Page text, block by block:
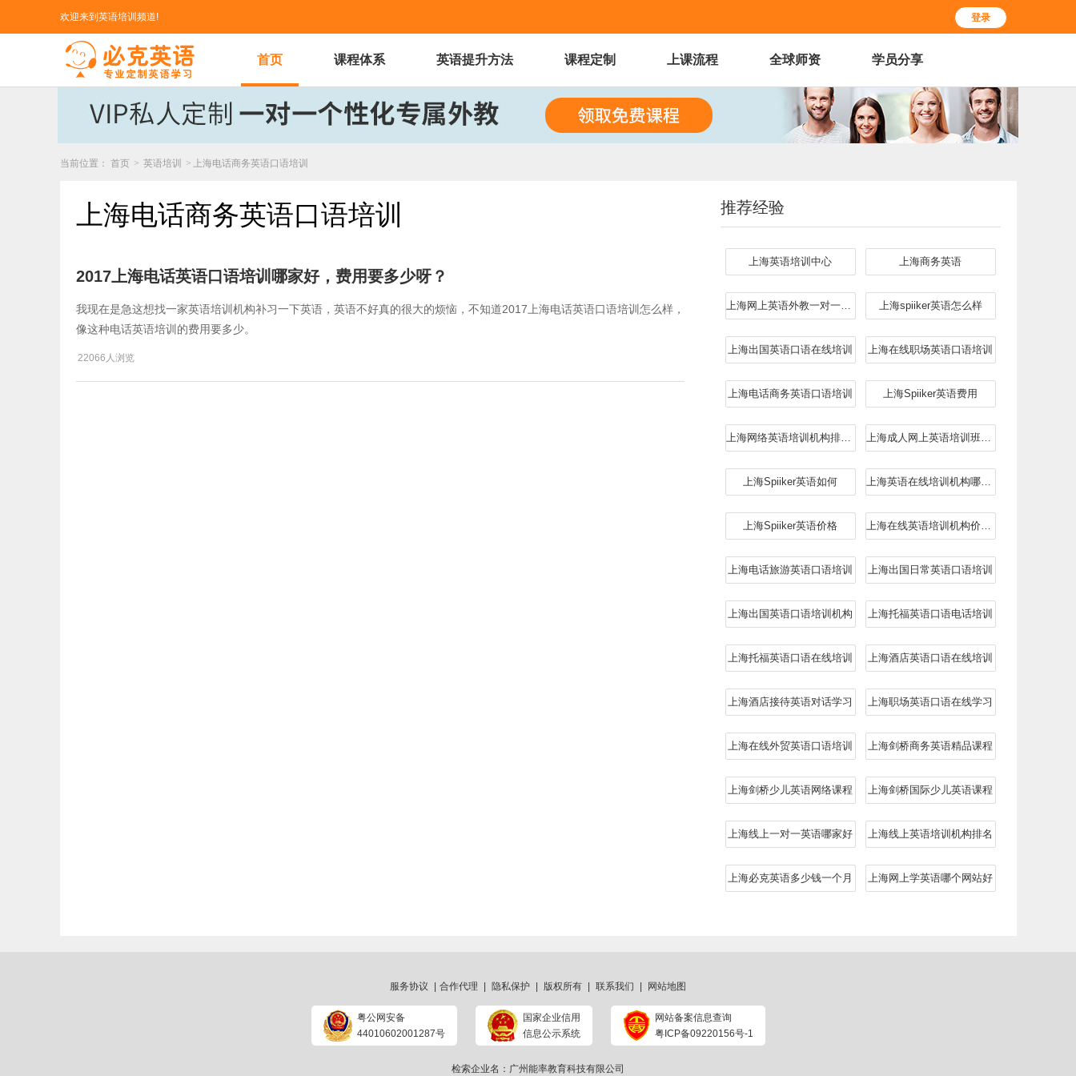
登录
欢迎来到英语培训频道!
首页 课程体系 英语提升方法 课程定制 上课流程 全球师资 学员分享
当前位置： 首页 > 英语培训 > 上海电话商务英语口语培训
上海电话商务英语口语培训
2017上海电话英语口语培训哪家好，费用要多少呀？
我现在是急这想找一家英语培训机构补习一下英语，英语不好真的很大的烦恼，不知道2017上海电话英语口语培训怎么样，
像这种电话英语培训的费用要多少。
22066人浏览
推荐经验
上海英语培训中心 上海商务英语
上海网上英语外教一对一哪个好 上海spiiker英语怎么样
上海出国英语口语在线培训 上海在线职场英语口语培训
上海电话商务英语口语培训 上海Spiiker英语费用
上海网络英语培训机构排行榜 上海成人网上英语培训班排名
上海Spiiker英语如何 上海英语在线培训机构哪个好
上海Spiiker英语价格 上海在线英语培训机构价目表
上海电话旅游英语口语培训 上海出国日常英语口语培训
上海出国英语口语培训机构 上海托福英语口语电话培训
上海托福英语口语在线培训 上海酒店英语口语在线培训
上海酒店接待英语对话学习 上海职场英语口语在线学习
上海在线外贸英语口语培训 上海剑桥商务英语精品课程
上海剑桥少儿英语网络课程 上海剑桥国际少儿英语课程
上海线上一对一英语哪家好 上海线上英语培训机构排名
上海必克英语多少钱一个月 上海网上学英语哪个网站好
服务协议 合作代理 隐私保护 版权所有 联系我们 网站地图
粤公网安备
44010602001287号
国家企业信用
信息公示系统
网站备案信息查询
粤ICP备09220156号-1
检索企业名：广州能率教育科技有限公司